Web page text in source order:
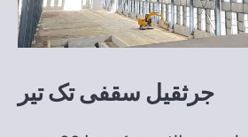
جرثقیل سقفی تک تیر